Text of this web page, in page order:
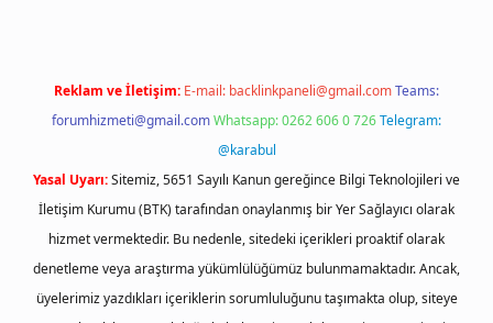
Reklam ve İletişim: E-mail: backlinkpaneli@gmail.comTeams:
forumhizmeti@gmail.comWhatsapp: 0262 606 0 726Telegram:
@karabul
Yasal Uyarı:Sitemiz, 5651 Sayılı Kanun gereğince Bilgi Teknolojileri ve
İletişim Kurumu (BTK) tarafından onaylanmış bir Yer Sağlayıcı olarak
hizmet vermektedir. Bu nedenle, sitedeki içerikleri proaktif olarak
denetleme veya araştırma yükümlülüğümüz bulunmamaktadır. Ancak,
üyelerimiz yazdıkları içeriklerin sorumluluğunu taşımakta olup, siteye